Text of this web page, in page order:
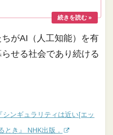
がAI（人工知能）を有
せる社会であり続ける
ンギュラリティは近い[エッ
とき』 NHK出版．